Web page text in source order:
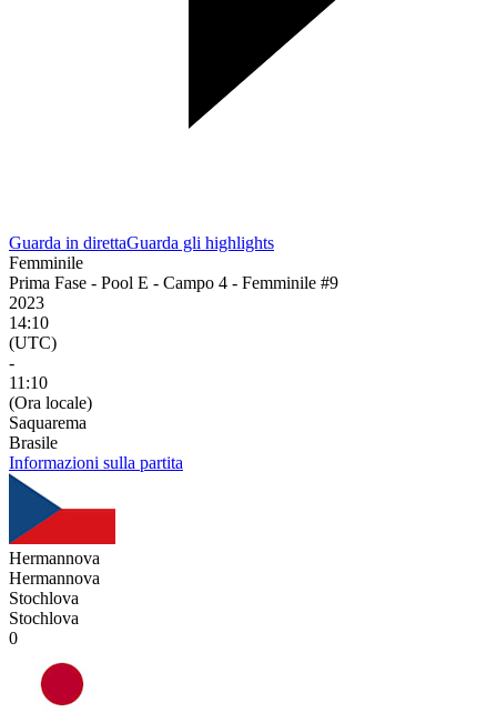
Guarda in direttaGuarda gli highlights
Femminile
Prima Fase - Pool E - Campo 4 - Femminile #9
2023
14:10
(UTC)
-
11:10
(Ora locale)
Saquarema
Brasile
Informazioni sulla partita
Hermannova
Hermannova
Stochlova
Stochlova
0